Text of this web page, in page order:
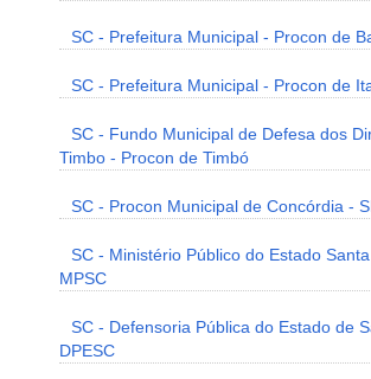
SC - Prefeitura Municipal - Procon de
SC - Prefeitura Municipal - Procon de
SC - Fundo Municipal de Defesa dos
Timbo - Procon de Timbó
SC - Procon Municipal de Concórdia -
SC - Ministério Público do Estado
MPSC
SC - Defensoria Pública do Estado de
DPESC